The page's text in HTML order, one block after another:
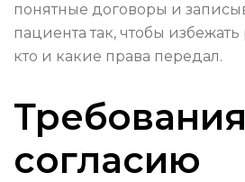
понятные договоры и
пациента так, чтобы
кто и какие права передал.
согласию